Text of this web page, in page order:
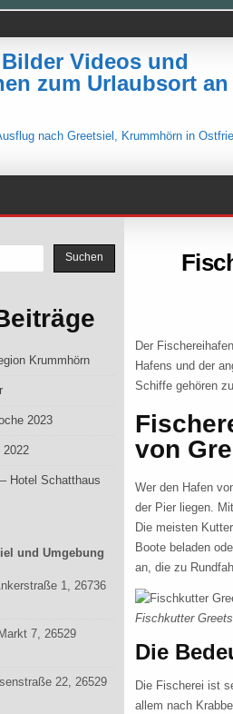
Videos und
zum Urlaubsort an
nach Greetsiel, Krummhörn in
Der
Hafens und der
Schiffe gehören
von
Wer den Hafen
der Pier liegen.
Die meisten
Boote beladen
an, die zu
Fischkutter
Die
Die Fischerei ist
allem nach
Suchen
Krummhörn
2023
2022
Hotel Schatthaus
und Umgebung
1, 26736
7, 26529
22, 26529